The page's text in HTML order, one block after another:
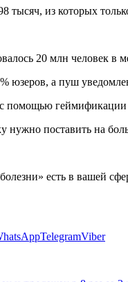
тысяч, из которых
20 млн человек в
юзеров, а пуш
помощью
поставить на
есть в вашей
TelegramViber